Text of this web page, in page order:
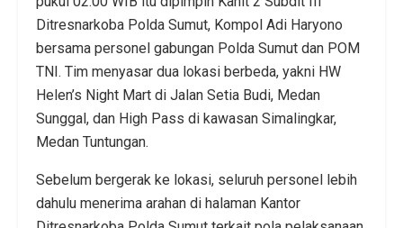
Ditresnarkoba Polda Sumut, Kompol Adi Haryono
bersama personel gabungan Polda Sumut dan POM
TNI. Tim menyasar dua lokasi berbeda, yakni HW
Helen’s Night Mart di Jalan Setia Budi, Medan
Sunggal, dan High Pass di kawasan Simalingkar,
Medan Tuntungan.
Sebelum bergerak ke lokasi, seluruh personel lebih
dahulu menerima arahan di halaman Kantor